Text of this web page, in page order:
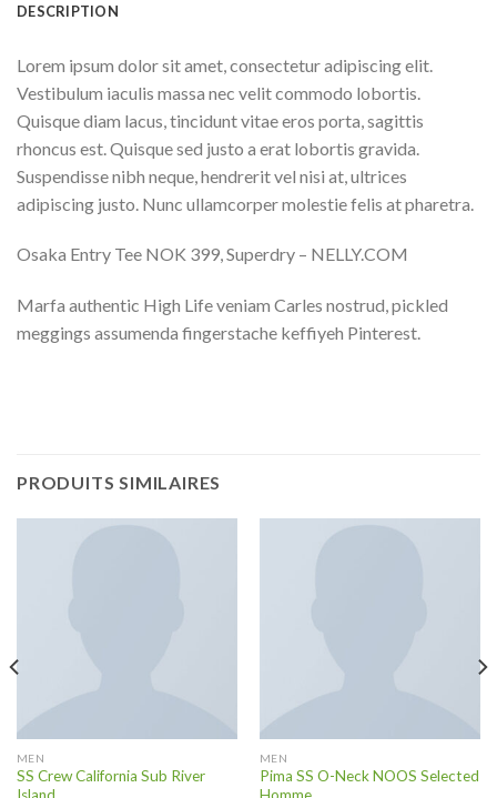
DESCRIPTION
Lorem ipsum dolor sit amet, consectetur adipiscing elit.
Vestibulum iaculis massa nec velit commodo lobortis.
Quisque diam lacus, tincidunt vitae eros porta, sagittis
rhoncus est. Quisque sed justo a erat lobortis gravida.
Suspendisse nibh neque, hendrerit vel nisi at, ultrices
adipiscing justo. Nunc ullamcorper molestie felis at pharetra.
Osaka Entry Tee NOK 399, Superdry – NELLY.COM
Marfa authentic High Life veniam Carles nostrud, pickled
meggings assumenda fingerstache keffiyeh Pinterest.
PRODUITS SIMILAIRES
MEN
SS Crew California Sub River
MEN
Pima SS O-Neck NOOS Selected